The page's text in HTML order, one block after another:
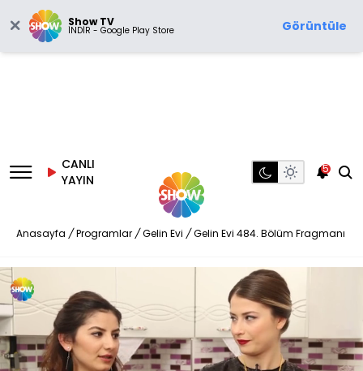
Show TV
İNDİR - Google Play Store Görüntüle
CANLI
YAYIN
5
Anasayfa / Programlar / Gelin Evi / Gelin Evi 484. Bölüm Fragmanı